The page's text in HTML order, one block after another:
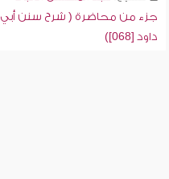
جزء من محاضرة ( شرح سنن أبي
داود [068])